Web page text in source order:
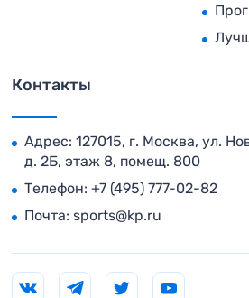
Контакты
Адрес: 127015, г. Москва, ул.
д. 2Б, этаж 8, помещ. 800
Телефон: +7 (495) 777-02-82
Почта: sports@kp.ru